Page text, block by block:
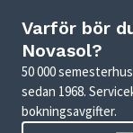
Varför bör
Novasol?
50 000
sedan 1968.
bokningsavgifter.